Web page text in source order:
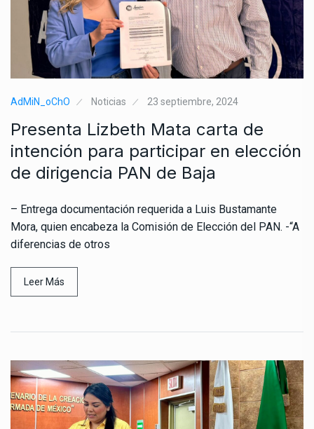
AdMiN_oChO Noticias 23 septiembre, 2024
Presenta Lizbeth Mata carta de
intención para participar en elección
de dirigencia PAN de Baja
– Entrega documentación requerida a Luis Bustamante
Mora, quien encabeza la Comisión de Elección del PAN. -“A
diferencias de otros
Leer Más